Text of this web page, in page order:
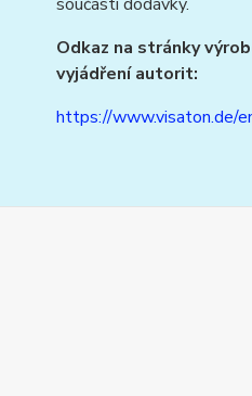
Odkaz na stránky
vyjádření autorit:
https://www.visaton.de/